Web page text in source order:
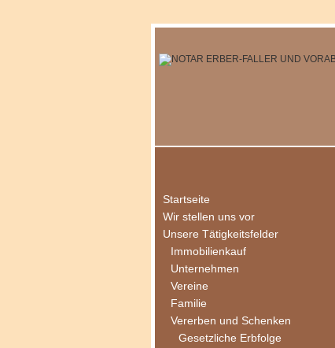
Startseite
Wir stellen uns vor
Unsere Tätigkeitsfelder
Immobilienkauf
Unternehmen
Vereine
Familie
Vererben und Schenken
Gesetzliche Erbfolge